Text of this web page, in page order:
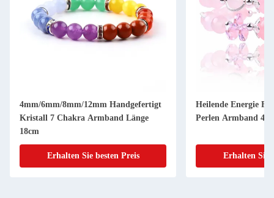
4mm/6mm/8mm/12mm Handgefertigt
Kristall 7 Chakra Armband Länge
18cm
Erhalten Sie besten Preis
Heilende Energie
Perlen Armband 4/
Erhalten Sie